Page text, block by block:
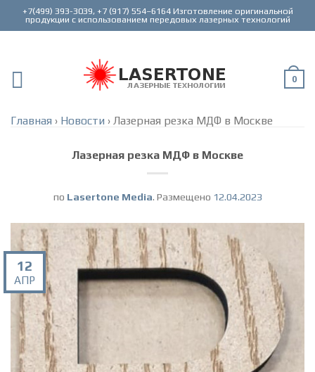
+7(499) 393-3039, +7 (917) 554–6164 Изготовление оригинальной
0
Главная › Новости › Лазерная резка МДФ в Москве
Лазерная резка МДФ в Москве
по Lasertone Media. Размещено 12.04.2023
12
АПР